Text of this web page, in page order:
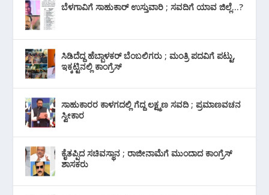
ಬೆಳಗಾವಿಗೆ ಸಾಹುಕಾರ್ ಉಸ್ತುವಾರಿ ; ಸವದಿಗೆ ಯಾವ ಜಿಲ್ಲೆ…?
ಸಿಡಿದೆದ್ದ ಹೆಬ್ಬಾಳಕರ್ ಬೆಂಬಲಿಗರು ; ಮಂತ್ರಿ ಪದವಿಗೆ ‌ಪಟ್ಟು,
ಇಕ್ಕಟ್ಟಿನಲ್ಲಿ ಕಾಂಗ್ರೆಸ್
ಸಾಹುಕಾರರ ಕಾಳಗದಲ್ಲಿ ಗೆದ್ದ ಲಕ್ಷ್ಮಣ ಸವದಿ ; ಪ್ರಮಾಣವಚನ
ಸ್ವೀಕಾರ
ಕೈತಪ್ಪಿದ ಸಚಿವಸ್ಥಾನ ; ರಾಜೀನಾಮೆಗೆ ಮುಂದಾದ ಕಾಂಗ್ರೆಸ್
‌ಶಾಸಕರು